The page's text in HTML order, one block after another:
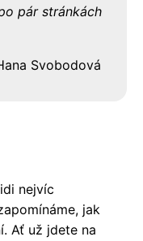
pár stránkách
Svobodová
nejvíc
jak
Ať už jdete na